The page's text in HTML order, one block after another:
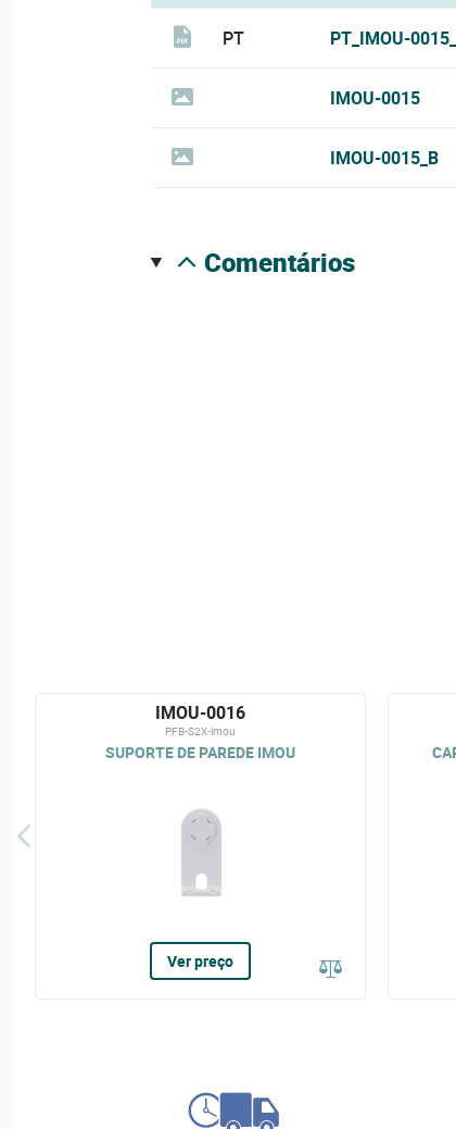
PT PT_IMOU-
IMOU-0015
IMOU-0015_B
comentários
IMOU-0016
PFB-S2X-imou
SUPORTE DE PAREDE IMOU
Ver preço